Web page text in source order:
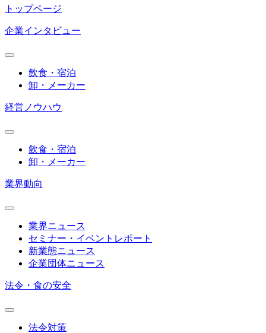
トップページ
企業インタビュー
飲食・宿泊
卸・メーカー
経営ノウハウ
飲食・宿泊
卸・メーカー
業界動向
業界ニュース
セミナー・イベントレポート
新業態ニュース
企業団体ニュース
法令・食の安全
法令対策